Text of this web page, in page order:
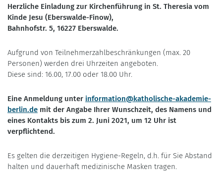
Herzliche Einladung zur Kirchenführung in St. Theresia vom
Kinde Jesu (Eberswalde-Finow),
Bahnhofstr. 5, 16227 Eberswalde.
Aufgrund von Teilnehmerzahlbeschränkungen (max. 20
Personen) werden drei Uhrzeiten angeboten.
Diese sind: 16.00, 17.00 oder 18.00 Uhr.
Eine Anmeldung unter information@katholische-akademie-
berlin.de mit der Angabe Ihrer Wunschzeit, des Namens und
eines Kontakts bis zum 2. Juni 2021, um 12 Uhr ist
verpflichtend.
Es gelten die derzeitigen Hygiene-Regeln, d.h. für Sie Abstand
halten und dauerhaft medizinische Masken tragen.